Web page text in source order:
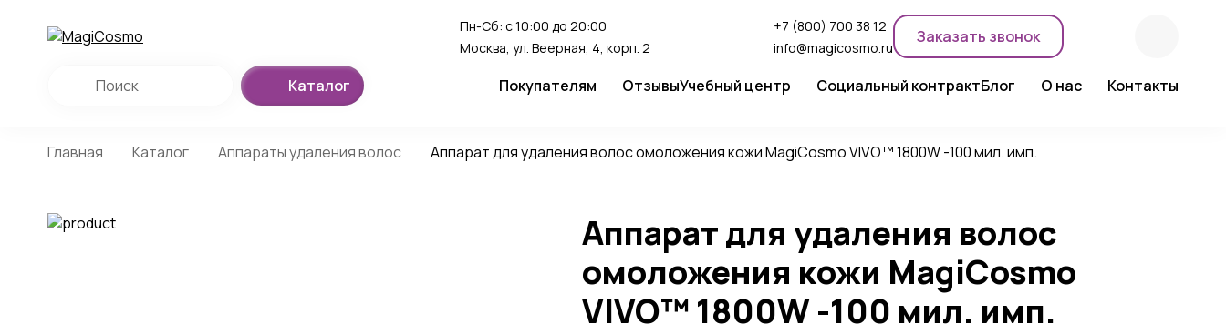
Пн-Сб: с 10:00 до 20:00
Москва, ул. Веерная, 4, корп. 2
+7 (800) 700 38 12
info@magicosmo.ru
Заказать звонок
Каталог Покупателям
Доставка и оплата
ОтзывыУчебный центр Социальный контрактБлог
Экспертное мнение
О нас Контакты
Главная Каталог Аппараты удаления волос Аппарат для удаления волос омоложения кожи MagiCosmo VIVO™ 1800W -100 мил. имп.
Аппарат для удаления волос
омоложения кожи MagiCosmo
VIVO™ 1800W -100 мил. имп.